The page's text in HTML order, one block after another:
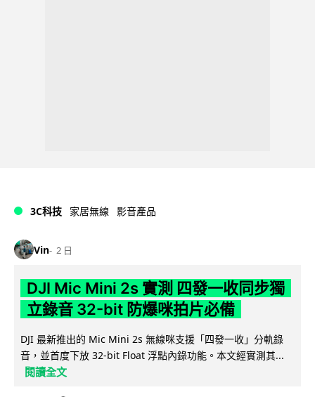
3C科技 家居無線 影音產品
Vin 2 日
DJI Mic Mini 2s 實測 四發一收同步獨
立錄音 32-bit 防爆咪拍片必備
DJI 最新推出的 Mic Mini 2s 無線咪支援「四發一收」分軌錄
音，並首度下放 32-bit Float 浮點內錄功能。本文經實測其...
閱讀全文